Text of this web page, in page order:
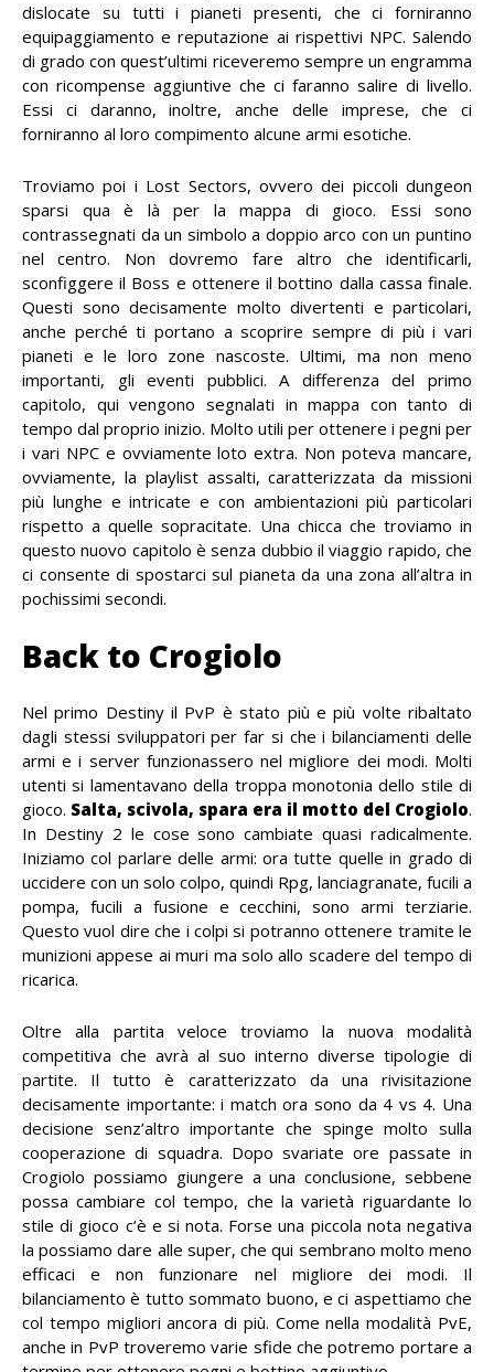
dislocate su tutti i pianeti presenti, che ci forniranno
equipaggiamento e reputazione ai rispettivi NPC. Salendo
di grado con quest’ultimi riceveremo sempre un engramma
con ricompense aggiuntive che ci faranno salire di livello.
Essi ci daranno, inoltre, anche delle imprese, che ci
forniranno al loro compimento alcune armi esotiche.
Troviamo poi i Lost Sectors, ovvero dei piccoli dungeon
sparsi qua è là per la mappa di gioco. Essi sono
contrassegnati da un simbolo a doppio arco con un puntino
nel centro. Non dovremo fare altro che identificarli,
sconfiggere il Boss e ottenere il bottino dalla cassa finale.
Questi sono decisamente molto divertenti e particolari,
anche perché ti portano a scoprire sempre di più i vari
pianeti e le loro zone nascoste. Ultimi, ma non meno
importanti, gli eventi pubblici. A differenza del primo
capitolo, qui vengono segnalati in mappa con tanto di
tempo dal proprio inizio. Molto utili per ottenere i pegni per
i vari NPC e ovviamente loto extra. Non poteva mancare,
ovviamente, la playlist assalti, caratterizzata da missioni
più lunghe e intricate e con ambientazioni più particolari
rispetto a quelle sopracitate. Una chicca che troviamo in
questo nuovo capitolo è senza dubbio il viaggio rapido, che
ci consente di spostarci sul pianeta da una zona all’altra in
pochissimi secondi.
Back to Crogiolo
Nel primo Destiny il PvP è stato più e più volte ribaltato
dagli stessi sviluppatori per far si che i bilanciamenti delle
armi e i server funzionassero nel migliore dei modi. Molti
utenti si lamentavano della troppa monotonia dello stile di
gioco. Salta, scivola, spara era il motto del Crogiolo.
In Destiny 2 le cose sono cambiate quasi radicalmente.
Iniziamo col parlare delle armi: ora tutte quelle in grado di
uccidere con un solo colpo, quindi Rpg, lanciagranate, fucili a
pompa, fucili a fusione e cecchini, sono armi terziarie.
Questo vuol dire che i colpi si potranno ottenere tramite le
munizioni appese ai muri ma solo allo scadere del tempo di
ricarica.
Oltre alla partita veloce troviamo la nuova modalità
competitiva che avrà al suo interno diverse tipologie di
partite. Il tutto è caratterizzato da una rivisitazione
decisamente importante: i match ora sono da 4 vs 4. Una
decisione senz’altro importante che spinge molto sulla
cooperazione di squadra. Dopo svariate ore passate in
Crogiolo possiamo giungere a una conclusione, sebbene
possa cambiare col tempo, che la varietà riguardante lo
stile di gioco c’è e si nota. Forse una piccola nota negativa
la possiamo dare alle super, che qui sembrano molto meno
efficaci e non funzionare nel migliore dei modi. Il
bilanciamento è tutto sommato buono, e ci aspettiamo che
col tempo migliori ancora di più. Come nella modalità PvE,
anche in PvP troveremo varie sfide che potremo portare a